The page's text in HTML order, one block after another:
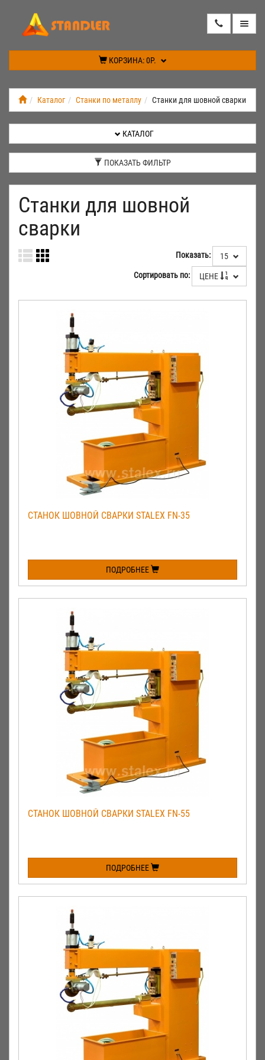
КОРЗИНА:0Р.
ИНФОРМАЦИЯ
НОВИНКИ
КОНТАКТЫ
КАБИНЕТ
Каталог Станки по металлу Станки для шовной сварки
КАТАЛОГ
ПОКАЗАТЬ ФИЛЬТР
Станки для шовной
сварки
Показать: 15
Сортировать по: ЦЕНЕ
СТАНОК ШОВНОЙ СВАРКИ STALEX FN-35
ПОДРОБНЕЕ
СТАНОК ШОВНОЙ СВАРКИ STALEX FN-55
ПОДРОБНЕЕ